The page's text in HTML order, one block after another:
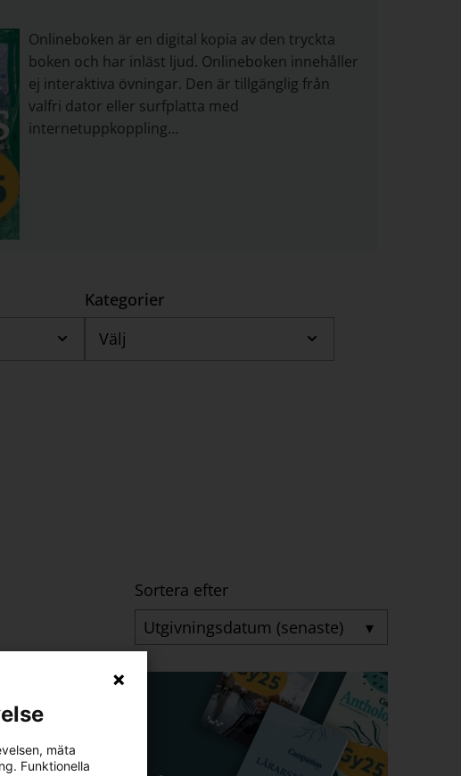
Onlineboken är en digital kopia av den tryckta
boken och har inläst ljud. Onlineboken innehåller
ej interaktiva övningar. Den är tillgänglig från
valfri dator eller surfplatta med
internetuppkoppling…
Kategorier
Välj
Sortera efter
▾
mäta
Funktionella